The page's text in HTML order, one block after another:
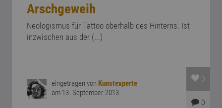
Arschgeweih
Neologismus für Tattoo oberhalb des Hinterns. Ist
inzwischen aus der (...)
eingetragen von Kunstexperte
am 13. September 2013
0
0